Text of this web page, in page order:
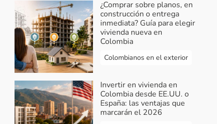
¿Comprar sobre planos, en
construcción o entrega
inmediata? Guía para elegir
vivienda nueva en
Colombia
Colombianos en el exterior
Invertir en vivienda en
Colombia desde EE.UU. o
España: las ventajas que
marcarán el 2026